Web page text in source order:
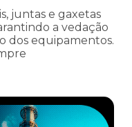
juntas e gaxetas
a vedação
dos equipamentos.